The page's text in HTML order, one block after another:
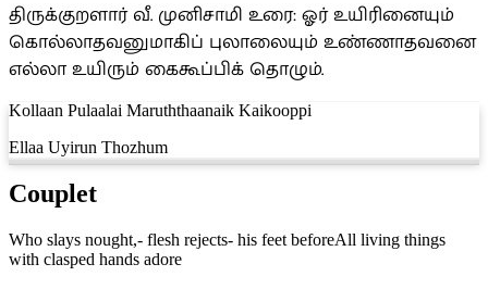
திருக்குறளார் வீ. முனிசாமி உரை: ஓர் உயிரினையும்
கொல்லாதவனுமாகிப் புலாலையும் உண்ணாதவனை
எல்லா உயிரும் கைகூப்பிக் தொழும்.
Kollaan Pulaalai Maruththaanaik Kaikooppi
Ellaa Uyirun Thozhum
Couplet
Who slays nought,- flesh rejects- his feet beforeAll living things
with clasped hands adore